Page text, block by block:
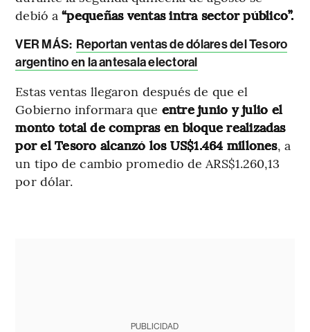
debió a“pequeñas ventas intra sector público”.
VER MÁS: Reportan ventas de dólares del Tesoro
argentino en la antesala electoral
Estas ventas llegaron después de que el
Gobierno informara que entre junio y julio el
monto total de compras en bloque realizadas
por el Tesoro alcanzó los US$1.464 millones, a
un tipo de cambio promedio de ARS$1.260,13
por dólar.
PUBLICIDAD